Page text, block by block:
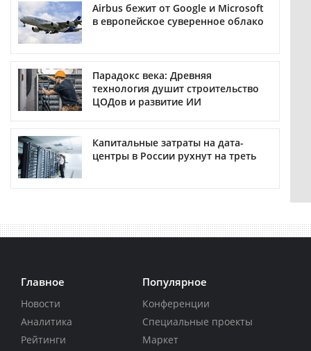
Airbus бежит от Google и Microsoft
в европейское суверенное облако
Парадокс века: Древняя
технология душит строительство
ЦОДов и развитие ИИ
Капитальные затраты на дата-
центры в России рухнут на треть
Главное
Новости
Аналитика
Рейтинги
Популярное
Конференции
Специальные проекты
Маркет